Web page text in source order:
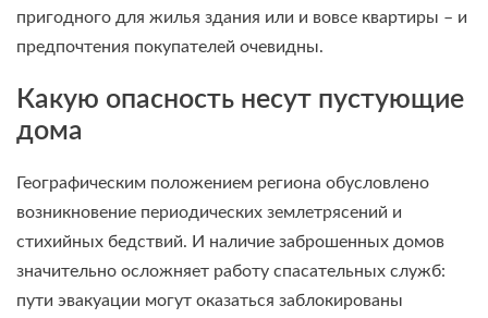
пригодного для жилья здания или и вовсе квартиры – и
предпочтения покупателей очевидны.
Какую опасность несут пустующие
дома
Географическим положением региона обусловлено
возникновение периодических землетрясений и
стихийных бедствий. И наличие заброшенных домов
значительно осложняет работу спасательных служб:
пути эвакуации могут оказаться заблокированы